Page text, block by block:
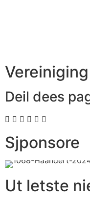
Vereiniging
Deil dees
Sjponsore
Ut letste